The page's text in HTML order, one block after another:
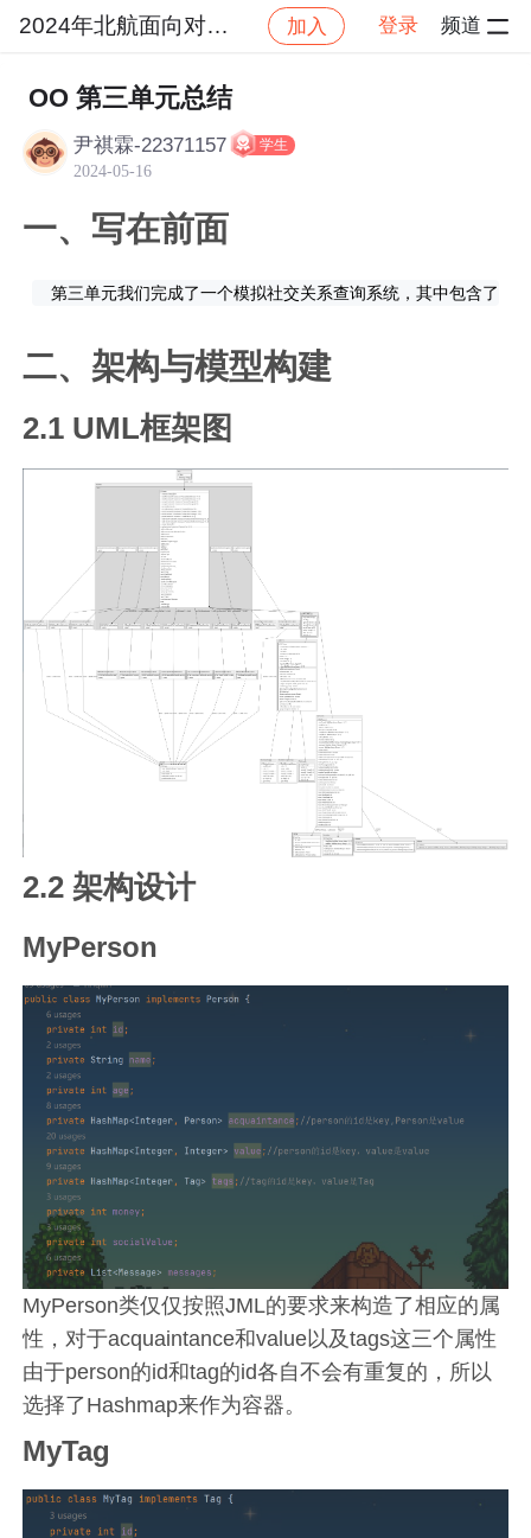
2024年北航面向对象设计与构造 加入 登录 频道
社区 2024年北航面向对象设计与构造
OO 第三单元总结
尹祺霖-22371157 学生
2024-05-16
一、写在前面
二、架构与模型构建
2.1 UML框架图
2.2 架构设计
MyPerson
MyPerson类仅仅按照JML的要求来构造了相应的属
性，对于acquaintance和value以及tags这三个属性
由于person的id和tag的id各自不会有重复的，所以
选择了Hashmap来作为容器。
MyTag